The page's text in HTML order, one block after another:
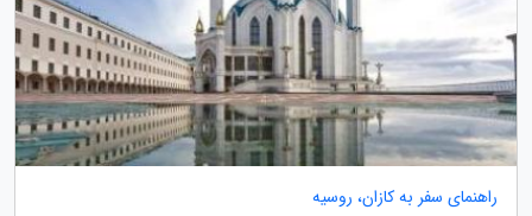
راهنمای سفر به کازان، روسیه